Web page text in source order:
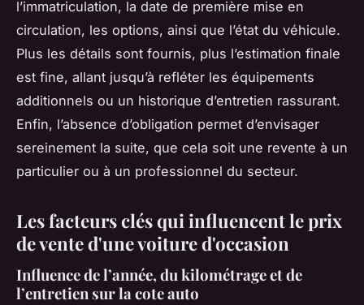
l’immatriculation, la date de première mise en
circulation, les options, ainsi que l’état du véhicule.
Plus les détails sont fournis, plus l’estimation finale
est fine, allant jusqu’à refléter les équipements
additionnels ou un historique d’entretien rassurant.
Enfin, l’absence d’obligation permet d’envisager
sereinement la suite, que cela soit une revente à un
particulier ou à un professionnel du secteur.
Les facteurs clés qui influencent le prix
de vente d'une voiture d'occasion
Influence de l’année, du kilométrage et de
l’entretien sur la cote auto